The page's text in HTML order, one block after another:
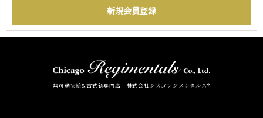
無可動実銃&古式銃専門店 株式会社シカゴレジメンタルス®